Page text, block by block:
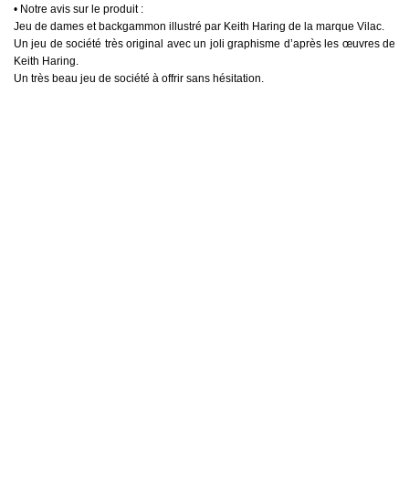
• Notre avis sur le produit :
Jeu de dames et backgammon illustré par Keith Haring de la marque Vilac.
Un jeu de société très original avec un joli graphisme d’après les œuvres de
Keith Haring.
Un très beau jeu de société à offrir sans hésitation.